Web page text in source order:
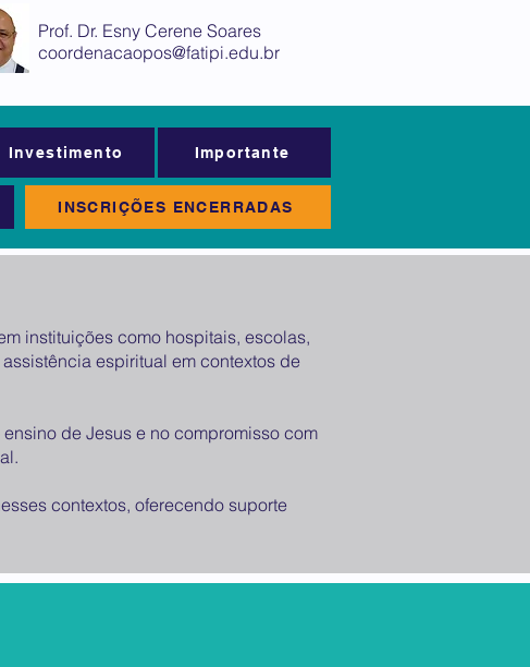
Prof. Dr. Esny Cerene Soares
coordenacaopos@fatipi.edu.br
Investimento Importante
INSCRIÇÕES ENCERRADAS
instituições como hospitais, escolas,
espiritual em contextos de
de Jesus e no compromisso com
contextos, oferecendo suporte